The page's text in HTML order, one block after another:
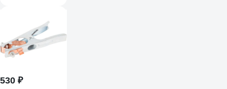
530 ₽